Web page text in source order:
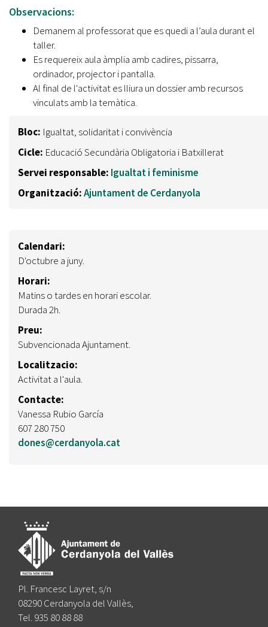
Observacions:
Demanem al professorat que es quedi a l’aula durant el
taller.
Es requereix aula àmplia amb cadires, pissarra,
ordinador, projector i pantalla.
Al final de l'activitat es lliura un dossier amb recursos
vinculats amb la temàtica.
Bloc: Igualtat, solidaritat i convivència
Cicle: Educació Secundària Obligatoria i Batxillerat
Servei responsable: Igualtat i feminisme
Organització:Ajuntament de Cerdanyola
Calendari:
D'octubre a juny.
Horari:
Matins o tardes en horari escolar.
Durada 2h.
Preu:
Subvencionada Ajuntament.
Localitzacio:
Activitat a l'aula.
Contacte:
Vanessa Rubio García
607 280 750
dones@cerdanyola.cat
Pl. Francesc Layret, s/n
08290 Cerdanyola del Vallès,
Tel. 935 80 88 88